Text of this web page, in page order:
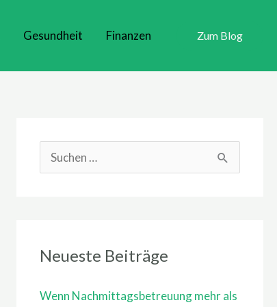
Gesundheit Finanzen Zum Blog
e
n
Neueste Beiträge
Wenn Nachmittagsbetreuung mehr als